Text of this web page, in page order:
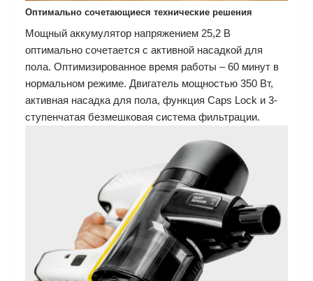
Оптимально сочетающиеся технические решения
Мощный аккумулятор напряжением 25,2 В
оптимально сочетается с активной насадкой для
пола. Оптимизированное время работы – 60 минут в
нормальном режиме. Двигатель мощностью 350 Вт,
активная насадка для пола, функция Caps Lock и 3-
ступенчатая безмешковая система фильтрации.